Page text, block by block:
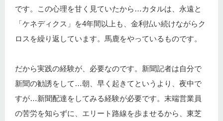
です。この心理を甘く見ていたから…カタルは、永遠と
「ケネディクス」を4年間以上も、金利払い続けながらク
ロスを繰り返しています。馬鹿をやっているものです。
だから実践の経験が、必要なのです。新聞記者は自分で
新聞の勧誘をして…朝、早く起きてというより、夜中で
すが…新聞配達をしてみる経験が必要です。末端営業員
の苦労を知らずに、エリート路線を歩ませるから、東芝